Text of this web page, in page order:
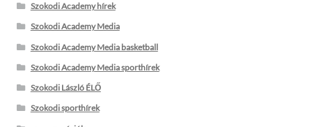
Szokodi Academy hírek
Szokodi Academy Media
Szokodi Academy Media basketball
Szokodi Academy Media sporthírek
Szokodi László ÉLŐ
Szokodi sporthírek